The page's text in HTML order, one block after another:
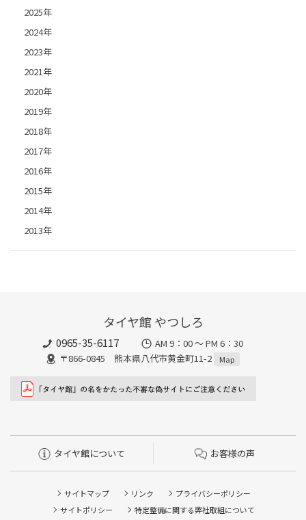
2025年
2024年
2023年
2021年
2020年
2019年
2018年
2017年
2016年
2015年
2014年
2013年
タイヤ館 やつしろ
0965-35-6117
AM 9：00 ～ PM 6：30
〒866-0845 熊本県八代市黄金町11-2
Map
タイヤ館について お客様の声
サイトマップ リンク
プライバシーポリシー
サイトポリシー
特定整備に関する弊社取組について